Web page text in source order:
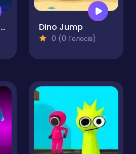
Trick Shot - World Challenge Dino Jump
0 (0 Голосів)